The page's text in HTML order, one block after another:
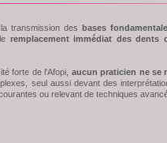
la transmission desbases
remplacement immédiat des dents
forte de l'Afopi, aucun praticien ne se
seul aussi devant des
ou relevant de techniques